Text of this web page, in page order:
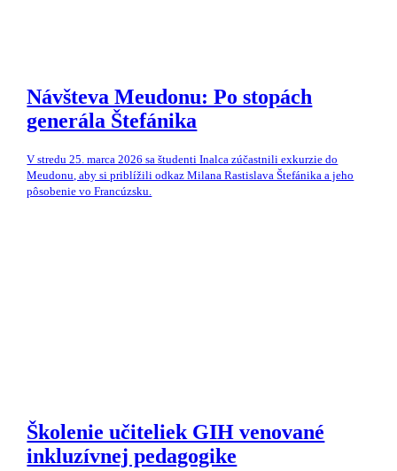
Návšteva Meudonu: Po stopách
generála Štefánika
V stredu 25. marca 2026 sa študenti Inalca zúčastnili exkurzie do
Meudonu, aby si priblížili odkaz Milana Rastislava Štefánika a jeho
pôsobenie vo Francúzsku.
Školenie učiteliek GIH venované
inkluzívnej pedagogike